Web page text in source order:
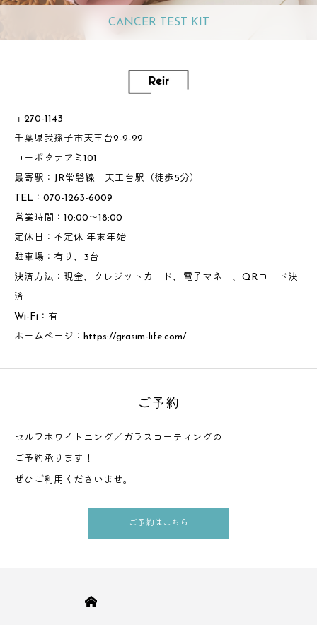
CANCER TEST KIT
〒270-1143
千葉県我孫子市天王台2-2-22
コーポタナアミ101
最寄駅：JR常磐線 天王台駅（徒歩5分）
TEL：070-1263-6009
営業時間：10:00～18:00
定休日：不定休 年末年始
駐車場：有り、3台
決済方法：現金、クレジットカード、電子マネー、QRコード決
済
Wi-Fi：有
ホームページ： https://grasim-life.com/
ご予約
セルフホワイトニング／ガラスコーティングの
ご予約承ります！
ぜひご利用くださいませ。
ご予約はこちら